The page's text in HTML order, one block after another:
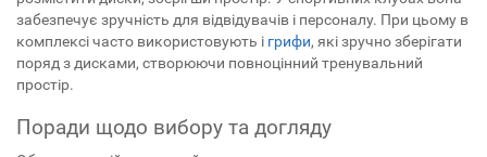
забезпечує зручність для відвідувачів і персоналу. При цьому в
комплексі часто використовують і грифи, які зручно зберігати
поряд з дисками, створюючи повноцінний тренувальний
простір.
Поради щодо вибору та догляду